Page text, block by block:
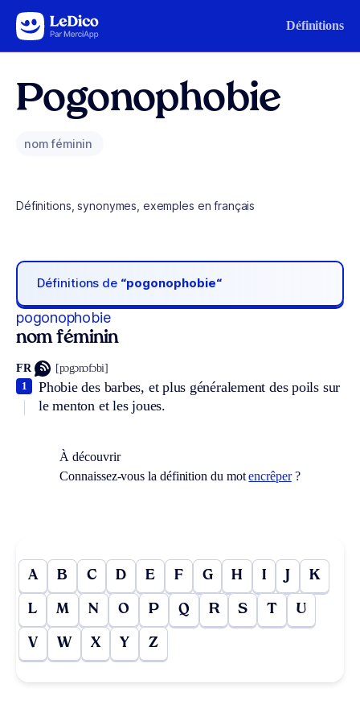
Aller au contenu Définitions
Pogonophobie
nom féminin
Définitions, synonymes, exemples en français
Définitions de “pogonophobie“
pogonophobie
nom féminin
FR [pɔgɔnɔfɔbi]
Phobie des barbes, et plus généralement des poils sur
le menton et les joues.
1
À découvrir
Connaissez-vous la définition du motencrêper?
A B C D E F G H I J K
L M N O P Q R S T U
V W X Y Z